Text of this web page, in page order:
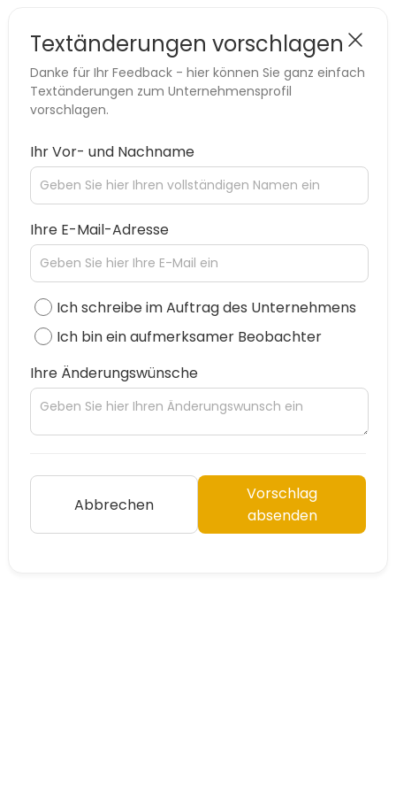
Textänderungen vorschlagen
Danke für Ihr Feedback - hier können Sie ganz einfach
Textänderungen zum Unternehmensprofil
vorschlagen.
Ihr Vor- und Nachname
Ihre E-Mail-Adresse
Ich schreibe im Auftrag des Unternehmens
Ich bin ein aufmerksamer Beobachter
Ihre Änderungswünsche
Abbrechen
Vorschlag
absenden